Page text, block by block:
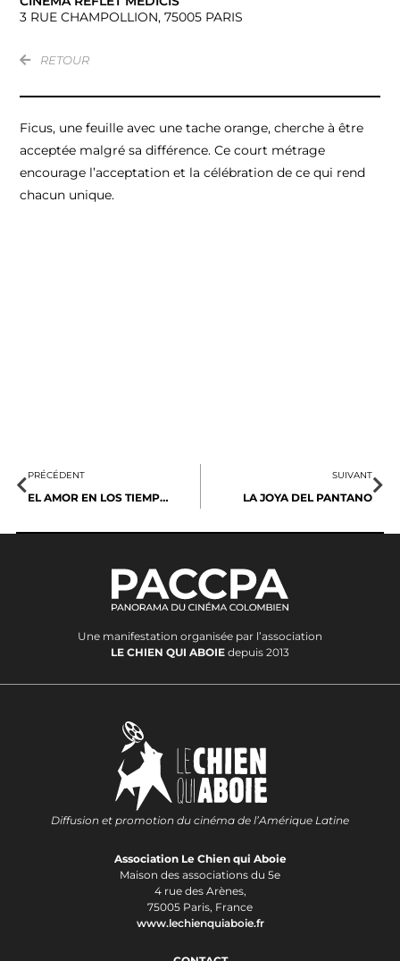
3 RUE CHAMPOLLION, 75005 PARIS
RETOUR
Ficus, une feuille avec une tache orange, cherche à être
acceptée malgré sa différence. Ce court métrage
encourage l’acceptation et la célébration de ce qui rend
chacun unique.
PRÉCÉDENT
EL AMOR EN LOS TIEMPOS DE EBULLICIÓN
SUIVANT
LA JOYA DEL PANTANO
Une manifestation organisée par l’association
LE CHIEN QUI ABOIE depuis 2013
Diffusion et promotion du cinéma de l’Amérique Latine
Association Le Chien qui Aboie
Maison des associations du 5e
4 rue des Arènes,
75005 Paris, France
www.lechienquiaboie.fr